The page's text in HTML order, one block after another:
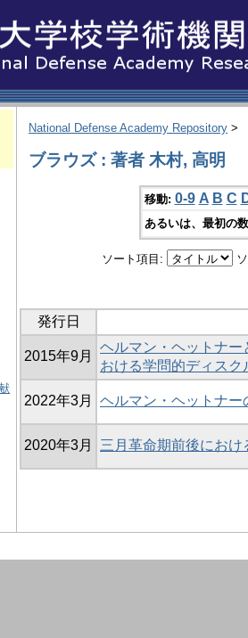
National Defense Academy Repository >
ブラウズ : 著者 木村, 高明
移動: 0-9 A B C
あるいは、最初の
ソート項目:
発行日
2015年9月
ヘルマン・ヘットナ
おける学問的ディスク
2022年3月 ヘルマン・ヘットナ
2020年3月 三月革命期前後にお